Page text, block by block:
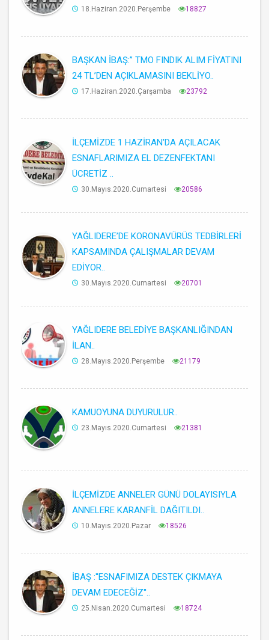
18.Haziran.2020.Perşembe 18827
BAŞKAN İBAŞ:’’ TMO FINDIK ALIM FİYATINI
24 TL’DEN AÇIKLAMASINI BEKLİYO..
17.Haziran.2020.Çarşamba 23792
İLÇEMİZDE 1 HAZİRAN'DA AÇILACAK
ESNAFLARIMIZA EL DEZENFEKTANI
ÜCRETİZ ..
30.Mayıs.2020.Cumartesi 20586
YAĞLIDERE’DE KORONAVÜRÜS TEDBİRLERİ
KAPSAMINDA ÇALIŞMALAR DEVAM
EDİYOR..
30.Mayıs.2020.Cumartesi 20701
YAĞLIDERE BELEDİYE BAŞKANLIĞINDAN
İLAN..
28.Mayıs.2020.Perşembe 21179
KAMUOYUNA DUYURULUR..
23.Mayıs.2020.Cumartesi 21381
İLÇEMİZDE ANNELER GÜNÜ DOLAYISIYLA
ANNELERE KARANFİL DAĞITILDI..
10.Mayıs.2020.Pazar 18526
İBAŞ :''ESNAFIMIZA DESTEK ÇIKMAYA
DEVAM EDECEĞİZ''..
25.Nisan.2020.Cumartesi 18724